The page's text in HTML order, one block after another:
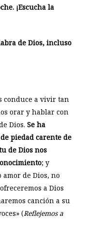
¡Escucha la
de Dios, incluso
conduce a vivir tan
orar y hablar con
Dios. Se ha
piedad carente de
de Dios nos
; y
de Dios, no
a Dios
canción a su
(Reflejemos a